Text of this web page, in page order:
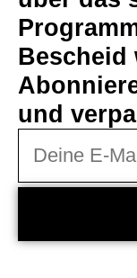
Bescheid
und